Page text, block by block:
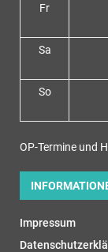
Fr
Sa
So
OP-Termine und
Impressum